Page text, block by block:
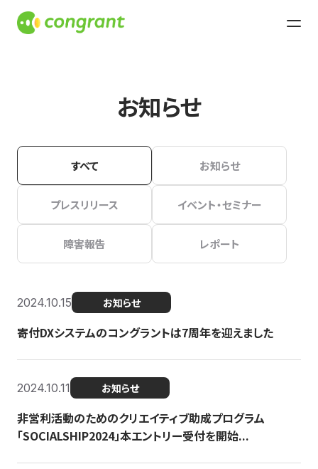
お知らせ
すべて お知らせ
プレスリリース イベント・セミナー
障害報告 レポート
2024.10.15 お知らせ
寄付DXシステムのコングラントは7周年を迎えました
2024.10.11 お知らせ
非営利活動のためのクリエイティブ助成プログラム
「SOCIALSHIP2024」本エントリー受付を開始...